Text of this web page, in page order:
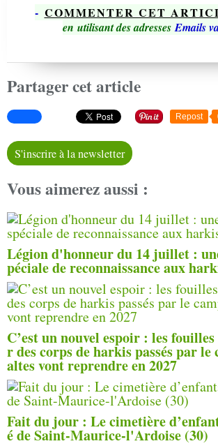
- COMMENTER CET
en utilisant des adressesEmails
Partager cet article
Repost
S'inscrire à la newsletter
Vous aimerez aussi :
Légion d'honneur du 14 juillet :
péciale de reconnaissance aux
C’est un nouvel espoir : les
r des corps de harkis passés par le
altes vont reprendre en 2027
Fait du jour : Le cimetière
é de Saint-Maurice-l'Ardoise (30)